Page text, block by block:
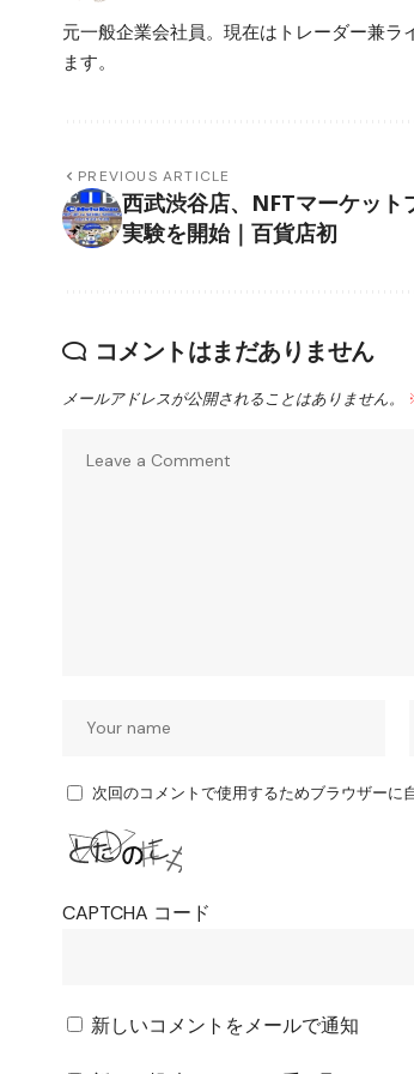
元一般企業会社員。現在はトレーダー兼
ます。
PREVIOUS ARTICLE
西武渋谷店、NFTマーケット
実験を開始｜百貨店初
コメントはまだありません
メールアドレスが公開されることはありません。
次回のコメントで使用するためブラウザーに
CAPTCHA コード
新しいコメントをメールで通知